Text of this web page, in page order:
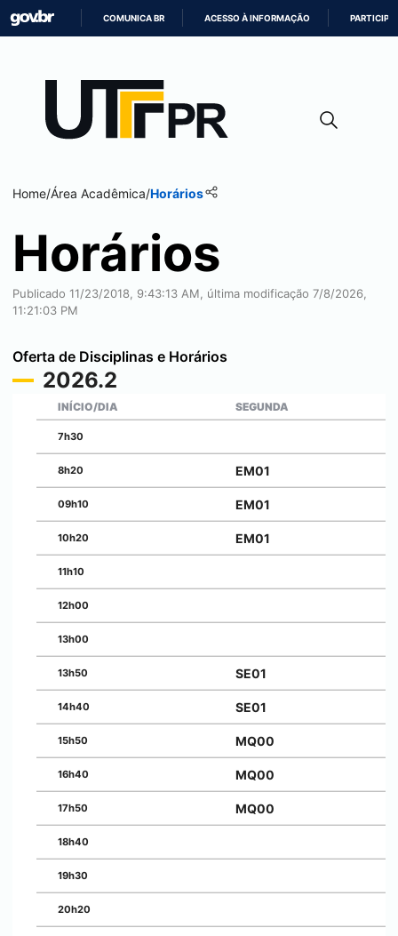
CONTEÚDO
COMUNICA BR ACESSO À INFORMAÇÃO PARTICIPE
Home/Área Acadêmica/Horários
Horários
Publicado 11/23/2018, 9:43:13 AM, última modificação 7/8/2026,
11:21:03 PM
Oferta de Disciplinas e Horários
2026.2
INÍCIO/DIA SEGUNDA
7h30
8h20 EM01
09h10 EM01
10h20 EM01
11h10
12h00
13h00
13h50 SE01
14h40 SE01
15h50 MQ00
16h40 MQ00
17h50 MQ00
18h40
19h30
20h20